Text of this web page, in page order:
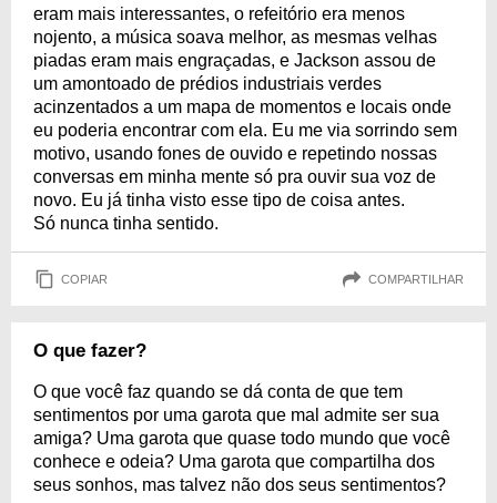
eram mais interessantes, o refeitório era menos
nojento, a música soava melhor, as mesmas velhas
piadas eram mais engraçadas, e Jackson assou de
um amontoado de prédios industriais verdes
acinzentados a um mapa de momentos e locais onde
eu poderia encontrar com ela. Eu me via sorrindo sem
motivo, usando fones de ouvido e repetindo nossas
conversas em minha mente só pra ouvir sua voz de
novo. Eu já tinha visto esse tipo de coisa antes.
Só nunca tinha sentido.
COPIAR COMPARTILHAR
O que fazer?
O que você faz quando se dá conta de que tem
sentimentos por uma garota que mal admite ser sua
amiga? Uma garota que quase todo mundo que você
conhece e odeia? Uma garota que compartilha dos
seus sonhos, mas talvez não dos seus sentimentos?